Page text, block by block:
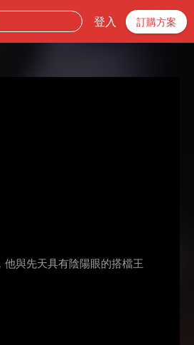
登入 訂購方案
與先天具有陰陽眼的搭檔王